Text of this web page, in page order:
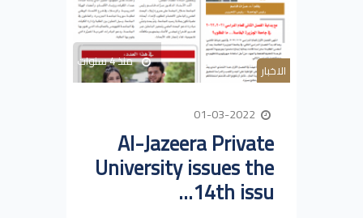
الاخبار منذ 4 سنوات
Al-Jazeera Private
University issues the
14th issu...